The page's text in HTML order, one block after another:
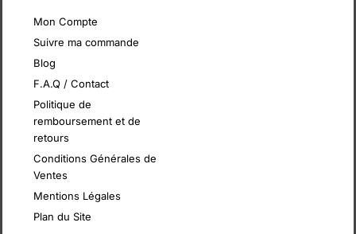
Mon Compte
Suivre ma commande
Blog
F.A.Q / Contact
Politique de
remboursement et de
retours
Conditions Générales de
Ventes
Mentions Légales
Plan du Site